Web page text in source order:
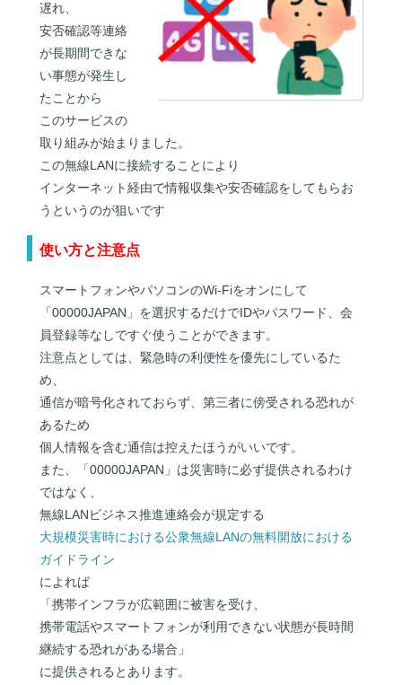
遅れ、
安否確認等連絡
が長期間できな
い事態が発生し
たことから
このサービスの
取り組みが始まりました。
この無線LANに接続することにより
インターネット経由で情報収集や安否確認をしてもらお
うというのが狙いです
使い方と注意点
スマートフォンやパソコンのWi-Fiをオンにして
「00000JAPAN」を選択するだけでIDやパスワード、会
員登録等なしですぐ使うことができます。
注意点としては、緊急時の利便性を優先にしているた
め、
通信が暗号化されておらず、第三者に傍受される恐れが
あるため
個人情報を含む通信は控えたほうがいいです。
また、「00000JAPAN」は災害時に必ず提供されるわけ
ではなく、
無線LANビジネス推進連絡会が規定する
大規模災害時における公衆無線LANの無料開放における
ガイドライン
によれば
「携帯インフラが広範囲に被害を受け、
携帯電話やスマートフォンが利用できない状態が長時間
継続する恐れがある場合」
に提供されるとあります。